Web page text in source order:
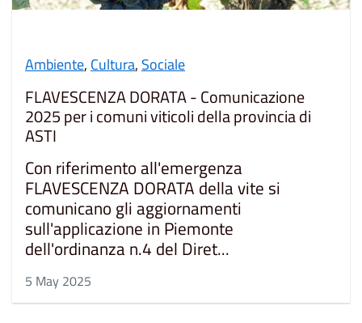
Ambiente, Cultura, Sociale
FLAVESCENZA DORATA - Comunicazione
2025 per i comuni viticoli della provincia di
ASTI
Con riferimento all'emergenza
FLAVESCENZA DORATA della vite si
comunicano gli aggiornamenti
sull'applicazione in Piemonte
dell'ordinanza n.4 del Diret...
5 May 2025